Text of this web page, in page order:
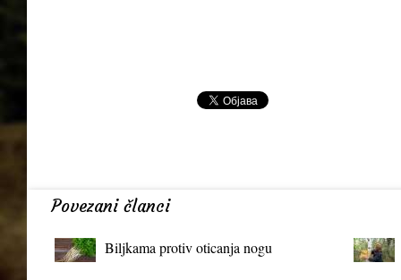
Povezani članci
Biljkama protiv oticanja nogu